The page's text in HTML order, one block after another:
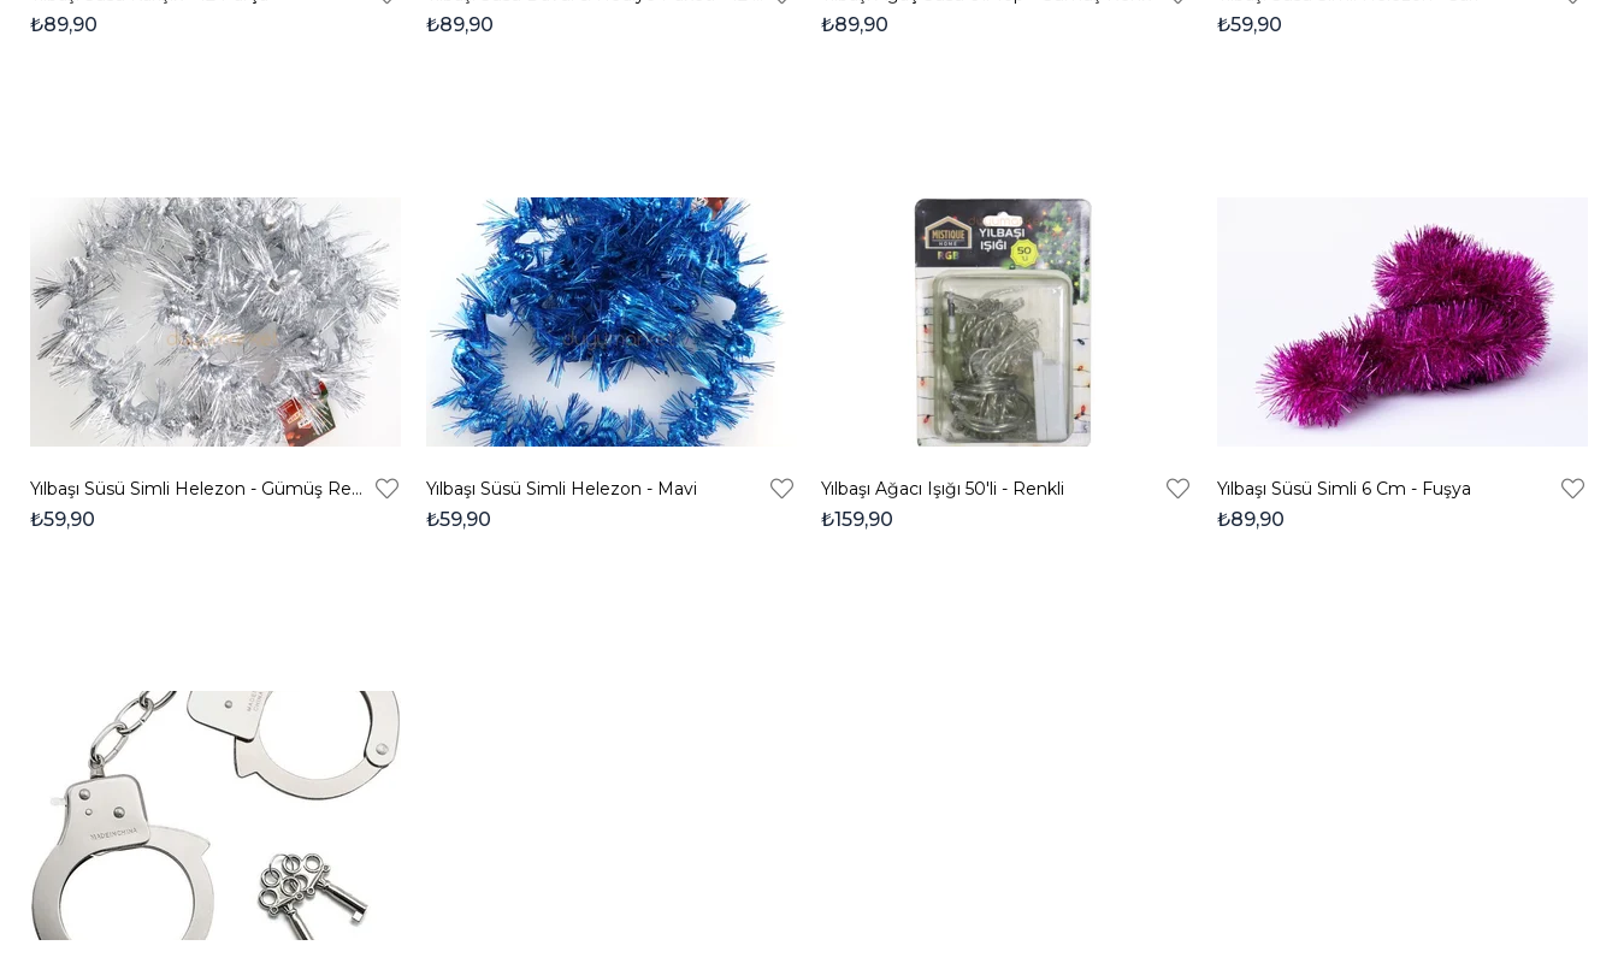
₺89,90 ₺89,90 ₺89,90 ₺59,90
Yılbaşı Süsü Simli Helezon - Gümüş Renk
₺59,90
Yılbaşı Süsü Simli Helezon - Mavi
₺59,90
Yılbaşı Ağacı Işığı 50'li - Renkli
₺159,90
Yılbaşı Süsü Simli 6 Cm - Fuşya
₺89,90